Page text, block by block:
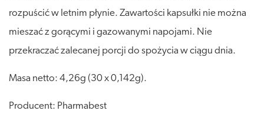
rozpuścić w letnim płynie. Zawartości kapsułki nie można
mieszać z gorącymi i gazowanymi napojami. Nie
przekraczać zalecanej porcji do spożycia w ciągu dnia.
Masa netto: 4,26g (30 x 0,142g).
Producent: Pharmabest